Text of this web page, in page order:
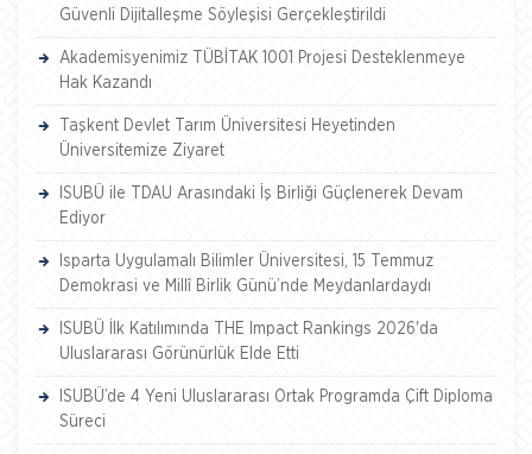
Güvenli Dijitalleşme Söyleşisi Gerçekleştirildi
Akademisyenimiz TÜBİTAK 1001 Projesi Desteklenmeye
Hak Kazandı
Taşkent Devlet Tarım Üniversitesi Heyetinden
Üniversitemize Ziyaret
ISUBÜ ile TDAU Arasındaki İş Birliği Güçlenerek Devam
Ediyor
Isparta Uygulamalı Bilimler Üniversitesi, 15 Temmuz
Demokrasi ve Millî Birlik Günü’nde Meydanlardaydı
ISUBÜ İlk Katılımında THE Impact Rankings 2026'da
Uluslararası Görünürlük Elde Etti
ISUBÜ’de 4 Yeni Uluslararası Ortak Programda Çift Diploma
Süreci